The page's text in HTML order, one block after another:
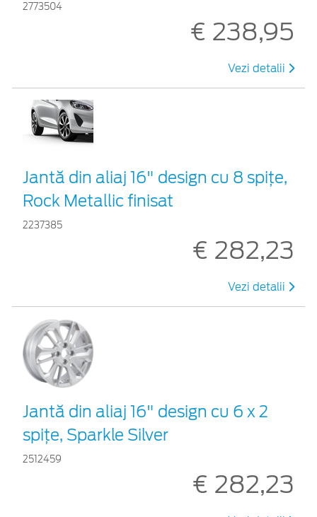
2773504
€ 238,95
Vezi detalii
Jantă din aliaj 16" design cu 8 spițe,
Rock Metallic finisat
2237385
€ 282,23
Vezi detalii
Jantă din aliaj 16" design cu 6 x 2
spiţe, Sparkle Silver
2512459
€ 282,23